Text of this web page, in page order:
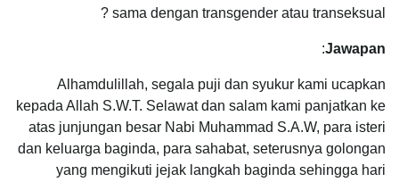
sama dengan transgender atau transeksual ?
Jawapan
:
Alhamdulillah, segala puji dan syukur kami ucapkan
kepada Allah S.W.T. Selawat dan salam kami panjatkan ke
atas junjungan besar Nabi Muhammad S.A.W, para isteri
dan keluarga baginda, para sahabat, seterusnya golongan
yang mengikuti jejak langkah baginda sehingga hari